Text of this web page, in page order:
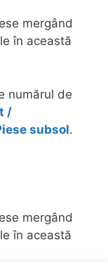
mergând
în această
numărul de
/
subsol.
mergând
în această